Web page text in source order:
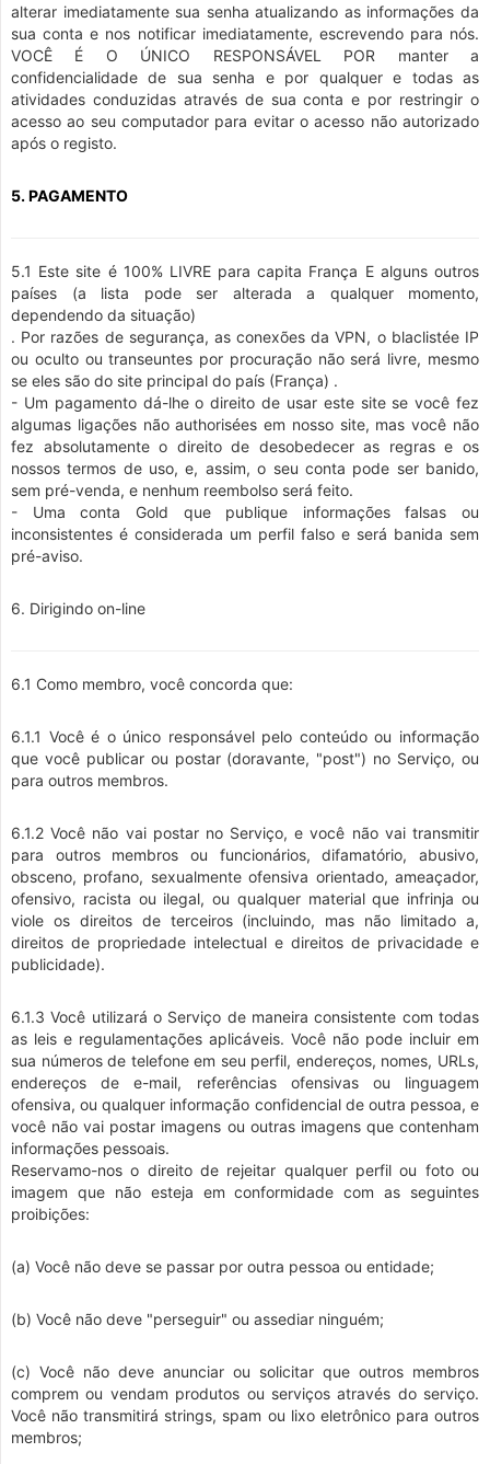
alterar imediatamente sua senha atualizando as informações da
sua conta e nos notificar imediatamente, escrevendo para nós.
VOCÊ É O ÚNICO RESPONSÁVEL POR manter a
confidencialidade de sua senha e por qualquer e todas as
atividades conduzidas através de sua conta e por restringir o
acesso ao seu computador para evitar o acesso não autorizado
após o registo.
5. PAGAMENTO
5.1 Este site é 100% LIVRE para capita França E alguns outros
países (a lista pode ser alterada a qualquer momento,
dependendo da situação)
. Por razões de segurança, as conexões da VPN, o blaclistée IP
ou oculto ou transeuntes por procuração não será livre, mesmo
se eles são do site principal do país (França) .
- Um pagamento dá-lhe o direito de usar este site se você fez
algumas ligações não authorisées em nosso site, mas você não
fez absolutamente o direito de desobedecer as regras e os
nossos termos de uso, e, assim, o seu conta pode ser banido,
sem pré-venda, e nenhum reembolso será feito.
- Uma conta Gold que publique informações falsas ou
inconsistentes é considerada um perfil falso e será banida sem
pré-aviso.
6. Dirigindo on-line
6.1 Como membro, você concorda que:
6.1.1 Você é o único responsável pelo conteúdo ou informação
que você publicar ou postar (doravante, "post") no Serviço, ou
para outros membros.
6.1.2 Você não vai postar no Serviço, e você não vai transmitir
para outros membros ou funcionários, difamatório, abusivo,
obsceno, profano, sexualmente ofensiva orientado, ameaçador,
ofensivo, racista ou ilegal, ou qualquer material que infrinja ou
viole os direitos de terceiros (incluindo, mas não limitado a,
direitos de propriedade intelectual e direitos de privacidade e
publicidade).
6.1.3 Você utilizará o Serviço de maneira consistente com todas
as leis e regulamentações aplicáveis. Você não pode incluir em
sua números de telefone em seu perfil, endereços, nomes, URLs,
endereços de e-mail, referências ofensivas ou linguagem
ofensiva, ou qualquer informação confidencial de outra pessoa, e
você não vai postar imagens ou outras imagens que contenham
informações pessoais.
Reservamo-nos o direito de rejeitar qualquer perfil ou foto ou
imagem que não esteja em conformidade com as seguintes
proibições:
(a) Você não deve se passar por outra pessoa ou entidade;
(b) Você não deve "perseguir" ou assediar ninguém;
(c) Você não deve anunciar ou solicitar que outros membros
comprem ou vendam produtos ou serviços através do serviço.
Você não transmitirá strings, spam ou lixo eletrônico para outros
membros;